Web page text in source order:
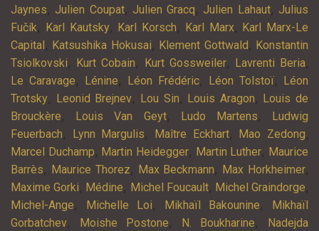
Jaynes, Julien Coupat, Julien Gracq, Julien Lahaut, Julius
Fučík, Karl Kautsky, Karl Korsch, Karl Marx, Karl Marx-Le
Capital , Katsushika Hokusai, Klement Gottwald , Konstantin
Tsiolkovski, Kurt Cobain, Kurt Gossweiler, Lavrenti Beria,
Le Caravage, Lénine, Léon Frédéric, Léon Tolstoï,
Léon
Trotsky, Leonid Brejnev, Lou Sin, Louis Aragon, Louis de
Brouckère, Louis Van Geyt, Ludo Martens,
Ludwig
Feuerbach, Lynn Margulis, Maître Eckhart, Mao Zedong,
Marcel Duchamp, Martin Heidegger, Martin Luther, Maurice
Barrès, Maurice Thorez, Max Beckmann, Max Horkheimer,
Maxime Gorki, Médine, Michel Foucault, Michel Graindorge,
Michel-Ange, Michelle Loi, Mikhaïl Bakounine,
Mikhaïl
Gorbatchev, Moishe Postone, N. Boukharine,
Nadejda